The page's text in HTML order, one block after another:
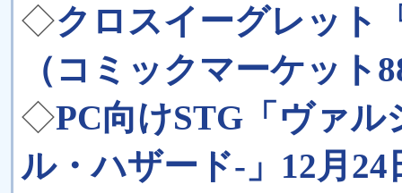
◇クロスイーグレット
（コミックマーケット
◇PC向けSTG「ヴァ
ル・ハザード-」12月24